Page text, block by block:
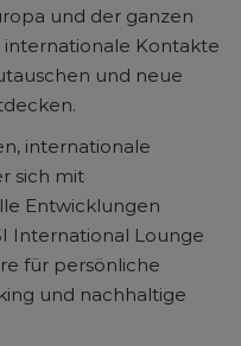
und der ganzen
Kontakte
und neue
internationale
sich mit
Entwicklungen
International Lounge
für persönliche
und nachhaltige